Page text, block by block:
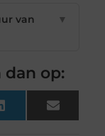
van
▼
dan op:
LinkedIn Email